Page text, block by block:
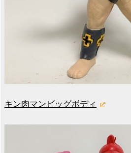
キン肉マンビッグボディ